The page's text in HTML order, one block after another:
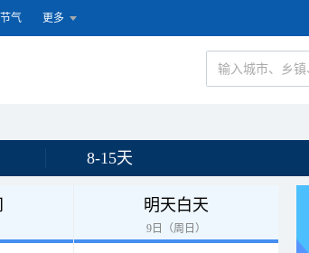
节气 更多
8-15天
明天白天
9日（周日）